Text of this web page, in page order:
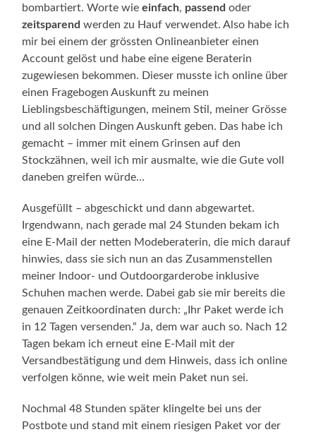
bombartiert. Worte wieeinfach, passend oder
zeitsparend werden zu Hauf verwendet. Also habe ich
mir bei einem der grössten Onlineanbieter einen
Account gelöst und habe eine eigene Beraterin
zugewiesen bekommen. Dieser musste ich online über
einen Fragebogen Auskunft zu meinen
Lieblingsbeschäftigungen, meinem Stil, meiner Grösse
und all solchen Dingen Auskunft geben. Das habe ich
gemacht – immer mit einem Grinsen auf den
Stockzähnen, weil ich mir ausmalte, wie die Gute voll
daneben greifen würde…
Ausgefüllt – abgeschickt und dann abgewartet.
Irgendwann, nach gerade mal 24 Stunden bekam ich
eine E-Mail der netten Modeberaterin, die mich darauf
hinwies, dass sie sich nun an das Zusammenstellen
meiner Indoor- und Outdoorgarderobe inklusive
Schuhen machen werde. Dabei gab sie mir bereits die
genauen Zeitkoordinaten durch: „Ihr Paket werde ich
in 12 Tagen versenden.“ Ja, dem war auch so. Nach 12
Tagen bekam ich erneut eine E-Mail mit der
Versandbestätigung und dem Hinweis, dass ich online
verfolgen könne, wie weit mein Paket nun sei.
Nochmal 48 Stunden später klingelte bei uns der
Postbote und stand mit einem riesigen Paket vor der